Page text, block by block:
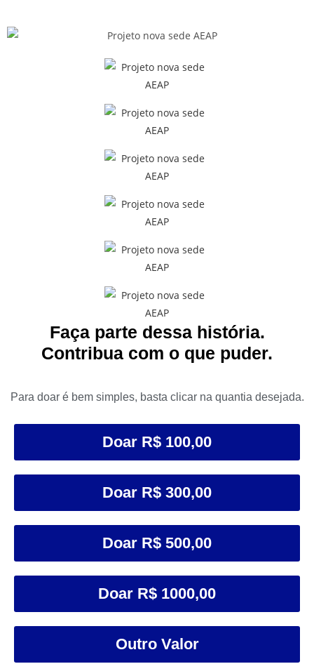
Faça parte dessa história.
Contribua com o que puder.​
Para doar é bem simples, basta clicar na quantia desejada.
Doar R$ 100,00
Doar R$ 300,00
Doar R$ 500,00
Doar R$ 1000,00
Outro Valor